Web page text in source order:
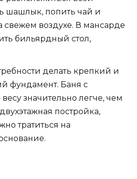
шашлык, попить чай и
свежем воздухе. В мансарде
бильярдный стол,
делать крепкий и
фундамент. Баня с
значительно легче, чем
постройка,
тратиться на